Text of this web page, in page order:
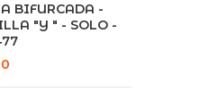
BIFURCADA -
"Y " - SOLO -